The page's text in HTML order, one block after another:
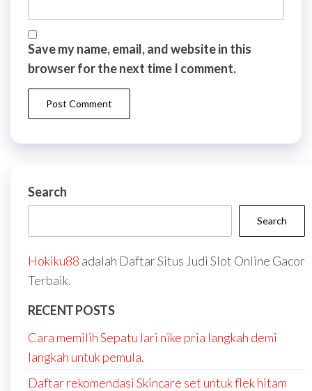
Save my name, email, and website in this
browser for the next time I comment.
Search
Search
Hokiku88 adalah Daftar Situs Judi Slot Online Gacor
Terbaik.
RECENT POSTS
Cara memilih Sepatu lari nike pria langkah demi
langkah untuk pemula.
Daftar rekomendasi Skincare set untuk flek hitam